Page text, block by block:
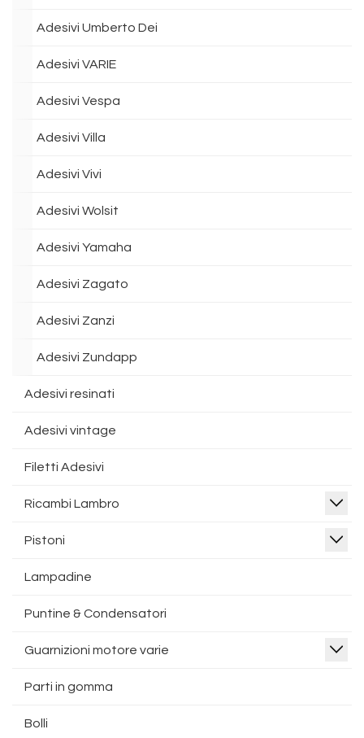
Adesivi Umberto Dei
Adesivi VARIE
Adesivi Vespa
Adesivi Villa
Adesivi Vivi
Adesivi Wolsit
Adesivi Yamaha
Adesivi Zagato
Adesivi Zanzi
Adesivi Zundapp
Adesivi resinati
Adesivi vintage
Filetti Adesivi
Ricambi Lambro
Pistoni
Lampadine
Puntine & Condensatori
Guarnizioni motore varie
Parti in gomma
Bolli